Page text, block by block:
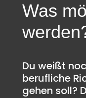
Was
Du weißt
berufliche
gehen soll?